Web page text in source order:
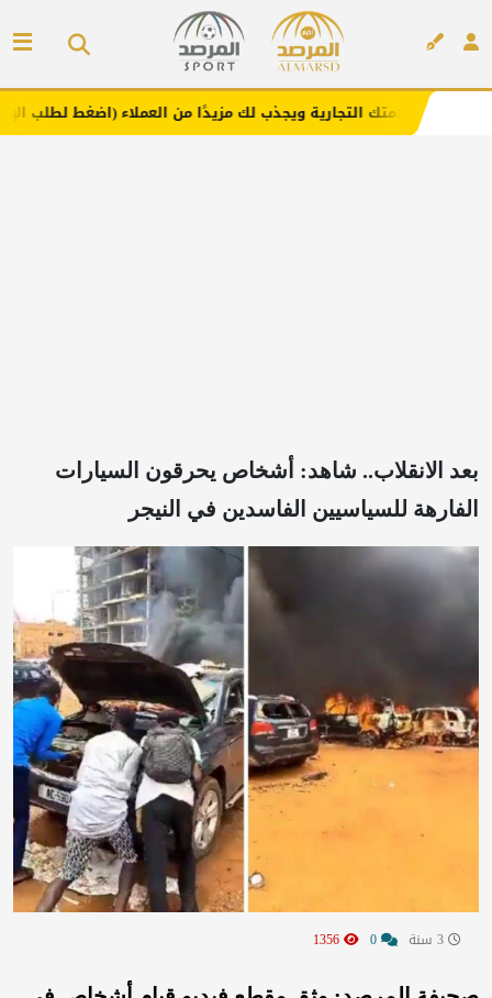
التجارية ويجذب لك مزيدًا من العملاء (اضغط لطلب الإعلان)
بعد الانقلاب.. شاهد: ‏أشخاص يحرقون السيارات
الفارهة للسياسيين الفاسدين في النيجر